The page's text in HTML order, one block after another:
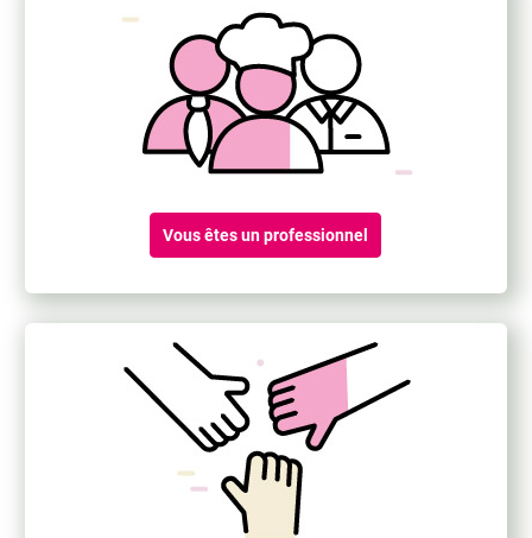
Vous êtes un professionnel